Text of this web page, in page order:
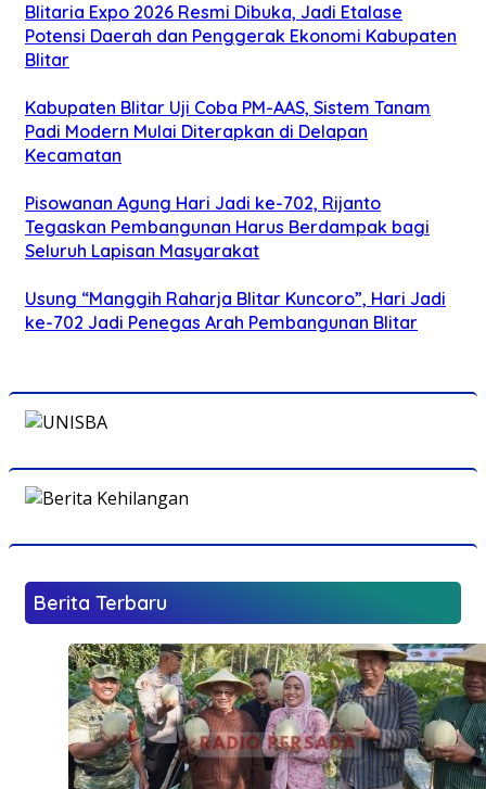
Blitaria Expo 2026 Resmi Dibuka, Jadi Etalase
Potensi Daerah dan Penggerak Ekonomi Kabupaten
Blitar
Kabupaten Blitar Uji Coba PM-AAS, Sistem Tanam
Padi Modern Mulai Diterapkan di Delapan
Kecamatan
Pisowanan Agung Hari Jadi ke-702, Rijanto
Tegaskan Pembangunan Harus Berdampak bagi
Seluruh Lapisan Masyarakat
Usung “Manggih Raharja Blitar Kuncoro”, Hari Jadi
ke-702 Jadi Penegas Arah Pembangunan Blitar
Berita Terbaru